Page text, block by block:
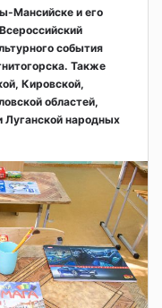
Мансийске и его
события
Также
Кировской,
областей,
народных